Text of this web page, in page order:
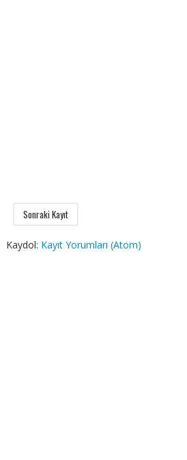
Sonraki Kayıt
Kaydol: Kayıt Yorumları (Atom)